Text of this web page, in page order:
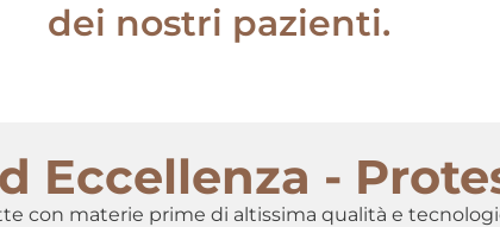
dei nostri pazienti.
Eccellenza -
con materie prime di altissima qualità e